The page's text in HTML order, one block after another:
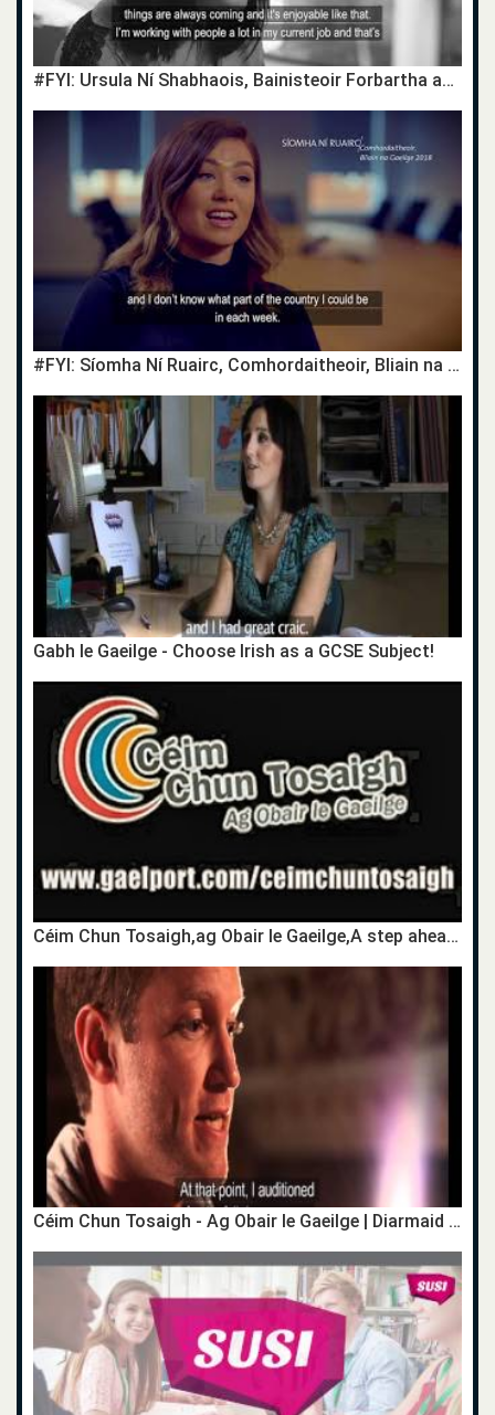
#FYI: Ursula Ní Shabhaois, Bainisteoir Forbartha agus Timireachta / Development Manager
#FYI: Síomha Ní Ruairc, Comhordaitheoir, Bliain na Gaeilge 2018
Gabh le Gaeilge - Choose Irish as a GCSE Subject!
Céim Chun Tosaigh,ag Obair le Gaeilge,A step ahead,Working with the Irish language,TG4,career,gairm
Céim Chun Tosaigh - Ag Obair le Gaeilge | Diarmaid Murtagh - Aisteoir